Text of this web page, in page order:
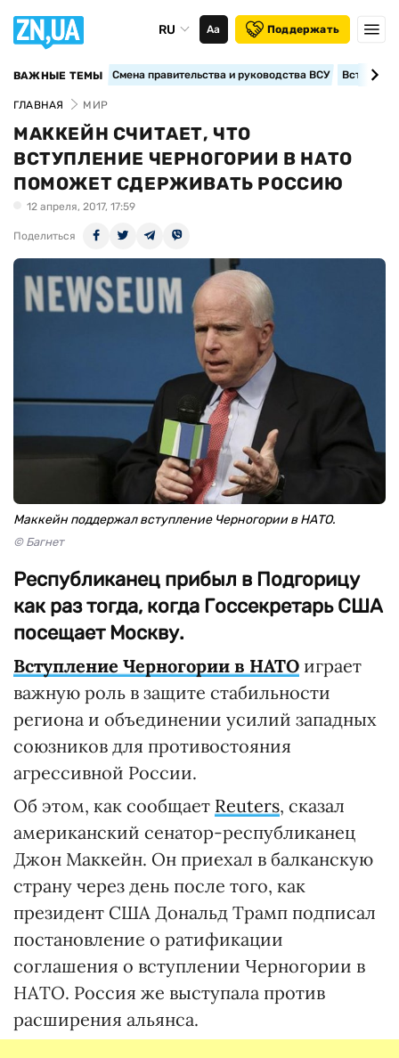
RU Аа Поддержать
ВАЖНЫЕ ТЕМЫ Смена правительства и руководства ВСУ
ГЛАВНАЯ МИР
МАККЕЙН СЧИТАЕТ, ЧТО
ВСТУПЛЕНИЕ ЧЕРНОГОРИИ В НАТО
ПОМОЖЕТ СДЕРЖИВАТЬ РОССИЮ
12 апреля, 2017, 17:59
Поделиться
Маккейн поддержал вступление Черногории в НАТО.
© Багнет
Республиканец прибыл в Подгорицу
как раз тогда, когда Госсекретарь США
посещает Москву.
Вступление Черногории в НАТО играет
важную роль в защите стабильности
региона и объединении усилий западных
союзников для противостояния
агрессивной России.
Об этом, как сообщает Reuters, сказал
американский сенатор-республиканец
Джон Маккейн. Он приехал в балканскую
страну через день после того, как
президент США Дональд Трамп подписал
постановление о ратификации
соглашения о вступлении Черногории в
НАТО. Россия же выступала против
расширения альянса.